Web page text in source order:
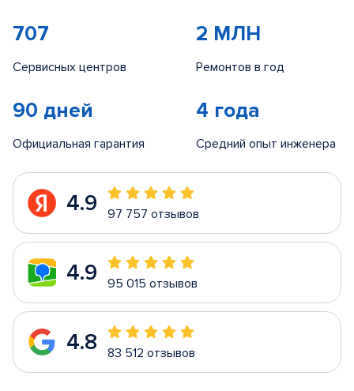
707
Сервисных центров
2 МЛН
Ремонтов в год
90 дней
Официальная гарантия
4 года
Средний опыт инженера
4.9 97 757 отзывов
4.9 95 015 отзывов
4.8 83 512 отзывов